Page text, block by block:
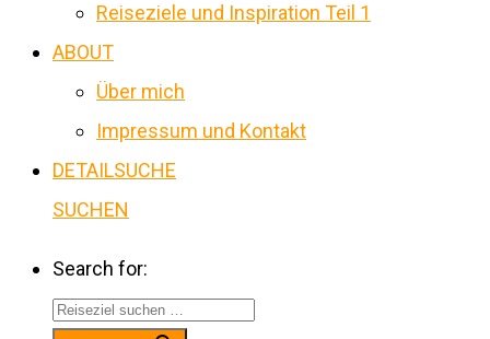
Reiseziele und Inspiration Teil 1
ABOUT
Über mich
Impressum und Kontakt
DETAILSUCHE
SUCHEN
Search for: